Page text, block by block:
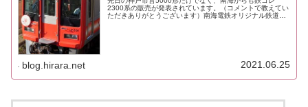
2300系の販売が発表されています。（コメントで教えてい
ただきありがとうございます）南海電鉄オリジナル鉄道コ
blog.hirara.net 2021.06.25